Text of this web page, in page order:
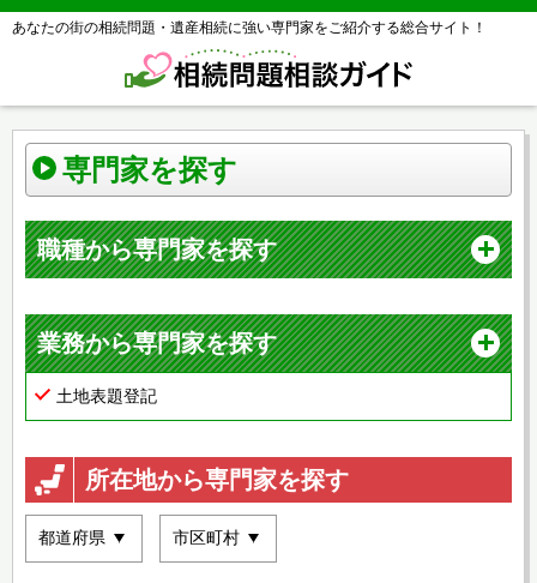
あなたの街の相続問題・遺産相続に強い専門家をご紹介する総合サイト！
専門家を探す
職種から専門家を探す
業務から専門家を探す
土地表題登記
所在地から専門家を探す